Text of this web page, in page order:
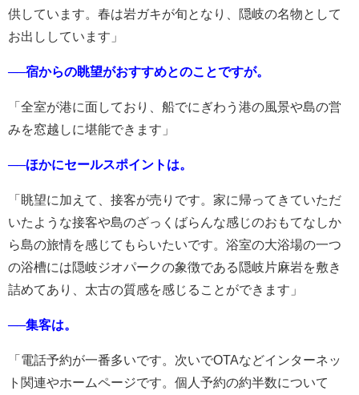
供しています。春は岩ガキが旬となり、隠岐の名物として
お出ししています」
──宿からの眺望がおすすめとのことですが。
「全室が港に面しており、船でにぎわう港の風景や島の営
みを窓越しに堪能できます」
──ほかにセールスポイントは。
「眺望に加えて、接客が売りです。家に帰ってきていただ
いたような接客や島のざっくばらんな感じのおもてなしか
ら島の旅情を感じてもらいたいです。浴室の大浴場の一つ
の浴槽には隠岐ジオパークの象徴である隠岐片麻岩を敷き
詰めてあり、太古の質感を感じることができます」
──集客は。
「電話予約が一番多いです。次いでOTAなどインターネッ
ト関連やホームページです。個人予約の約半数について